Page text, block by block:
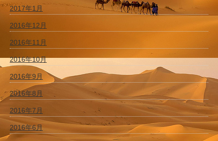
2017年1月
2016年12月
2016年11月
2016年10月
2016年9月
2016年8月
2016年7月
2016年6月